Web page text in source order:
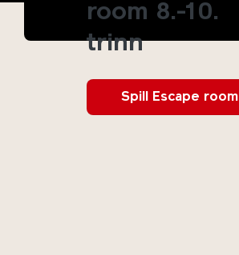
room 8.-10.
trinn
Spill Escape room